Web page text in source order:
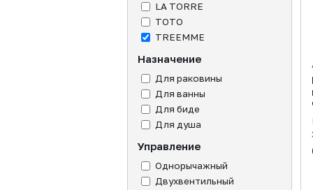
LA TORRE
TOTO
TREEMME
Назначение
Для раковины
Для ванны
Для биде
Для душа
Управление
Однорычажный
Двухвентильный